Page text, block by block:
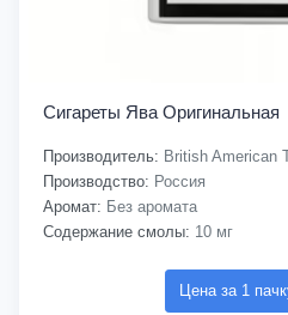
Сигареты Ява Оригинальная
Производитель: British American
Производство: Россия
Аромат: Без аромата
Содержание смолы: 10 мг
Цена за 1